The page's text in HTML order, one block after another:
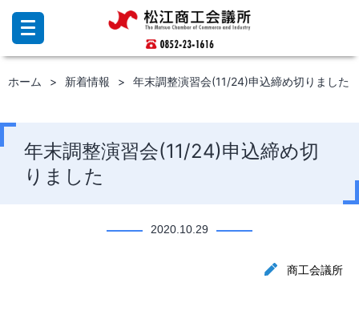
ン
ツホーム 新着情報 年末調整演習会(11/24)申込締め切りました
年末調整演習会(11/24)申込締め切
りました
2020.10.29
商工会議所